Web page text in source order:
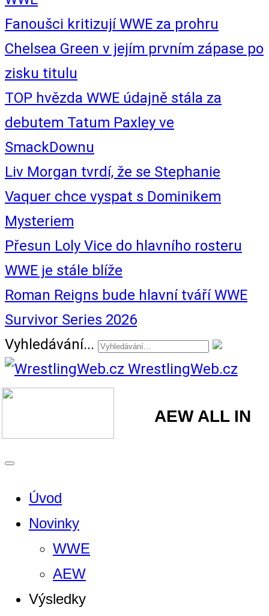
Fanoušci kritizují WWE za prohru
Chelsea Green v jejím prvním zápase po
zisku titulu
TOP hvězda WWE údajně stála za
debutem Tatum Paxley ve
SmackDownu
Liv Morgan tvrdí, že se Stephanie
Vaquer chce vyspat s Dominikem
Mysteriem
Přesun Loly Vice do hlavního rosteru
WWE je stále blíže
Roman Reigns bude hlavní tváří WWE
Survivor Series 2026
Vyhledávání...
WrestlingWeb.cz
AEW ALL IN
Úvod
Novinky
WWE
AEW
Výsledky